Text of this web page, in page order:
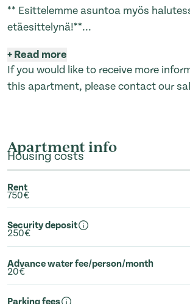
** Esittelemme asuntoa myös
etäesittelynä!**...
+Read more
If you would like to receive more
this apartment, please contact our
Apartment info
Housing costs
Rent
750€
Security deposit
250€
Advance water fee/person/month
20€
Parking fees